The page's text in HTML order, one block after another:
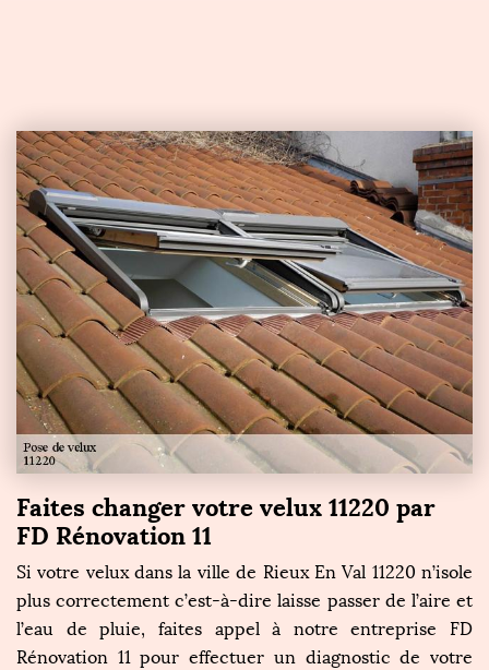
Faites changer votre velux 11220 par
FD Rénovation 11
Si votre velux dans la ville de Rieux En Val 11220 n’isole
plus correctement c’est-à-dire laisse passer de l’aire et
l’eau de pluie, faites appel à notre entreprise FD
Rénovation 11 pour effectuer un diagnostic de votre